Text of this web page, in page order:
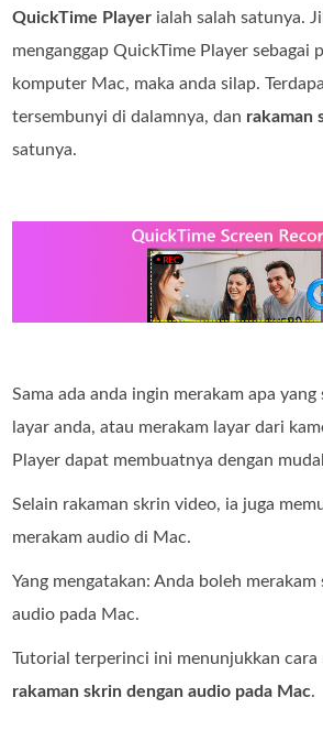
QuickTime Player ialah salah satunya.
menganggap QuickTime Player sebagai
komputer Mac, maka anda silap.
tersembunyi di dalamnya, dan rakaman
satunya.
Sama ada anda ingin merakam apa
layar anda, atau merakam layar dari
Player dapat membuatnya dengan
Selain rakaman skrin video, ia juga
merakam audio di Mac.
Yang mengatakan: Anda boleh
audio pada Mac.
Tutorial terperinci ini menunjukkan cara
rakaman skrin dengan audio pada Mac.